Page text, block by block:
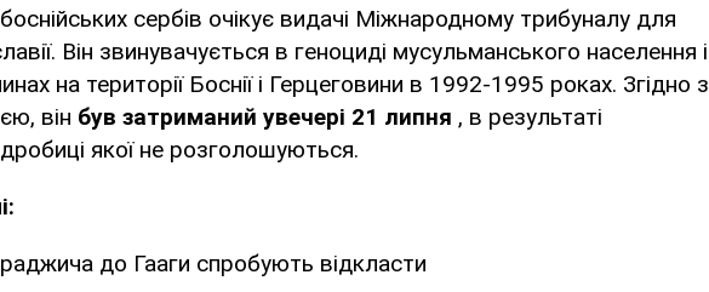
сербів очікує видачі Міжнародному трибуналу для
Він звинувачується в геноциді мусульманського населення і
на території Боснії і Герцеговини в 1992-1995 роках. Згідно з
він був затриманий увечері 21 липня , в результаті
якої не розголошуються.
до Гааги спробують відкласти